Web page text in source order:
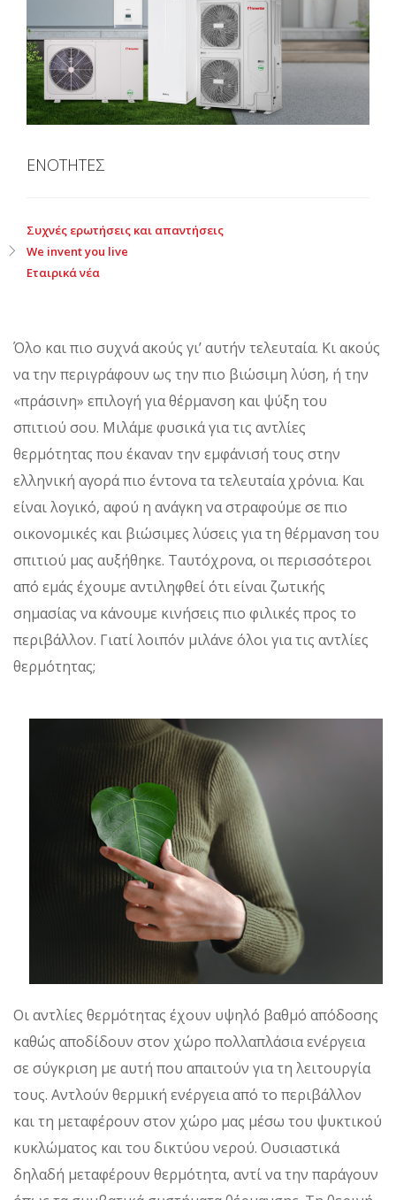
ΕΝΟΤΗΤΕΣ
Συχνές ερωτήσεις και απαντήσεις
We invent you live
Εταιρικά νέα
Όλο και πιο συχνά ακούς γι’ αυτήν τελευταία. Κι ακούς
να την περιγράφουν ως την πιο βιώσιμη λύση, ή την
«πράσινη» επιλογή για θέρμανση και ψύξη του
σπιτιού σου. Μιλάμε φυσικά για τις αντλίες
θερμότητας που έκαναν την εμφάνισή τους στην
ελληνική αγορά πιο έντονα τα τελευταία χρόνια. Και
είναι λογικό, αφού η ανάγκη να στραφούμε σε πιο
οικονομικές και βιώσιμες λύσεις για τη θέρμανση του
σπιτιού μας αυξήθηκε. Ταυτόχρονα, οι περισσότεροι
από εμάς έχουμε αντιληφθεί ότι είναι ζωτικής
σημασίας να κάνουμε κινήσεις πιο φιλικές προς το
περιβάλλον. Γιατί λοιπόν μιλάνε όλοι για τις αντλίες
θερμότητας;
Οι αντλίες θερμότητας έχουν υψηλό βαθμό απόδοσης
καθώς αποδίδουν στον χώρο πολλαπλάσια ενέργεια
σε σύγκριση με αυτή που απαιτούν για τη λειτουργία
τους. Αντλούν θερμική ενέργεια από το περιβάλλον
και τη μεταφέρουν στον χώρο μας μέσω του ψυκτικού
κυκλώματος και του δικτύου νερού. Ουσιαστικά
δηλαδή μεταφέρουν θερμότητα, αντί να την παράγουν